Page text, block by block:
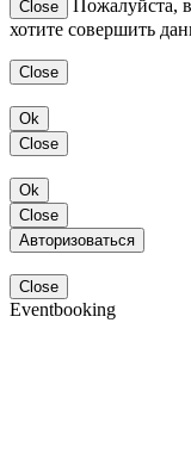
Close
Пожалуйста,
хотите совершить
Close
Ok
Close
Ok
Close
Авторизоваться
Close
Eventbooking